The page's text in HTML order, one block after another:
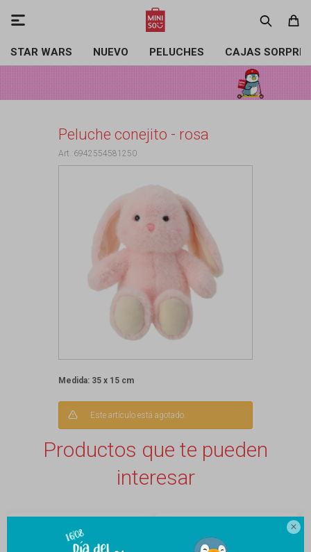

STAR WARS NUEVO PELUCHES CAJAS

Peluche conejito - rosa
6942554581250
Medida: 35 x 15 cm
Este artículo está agotado.
Productos que te pueden
interesar